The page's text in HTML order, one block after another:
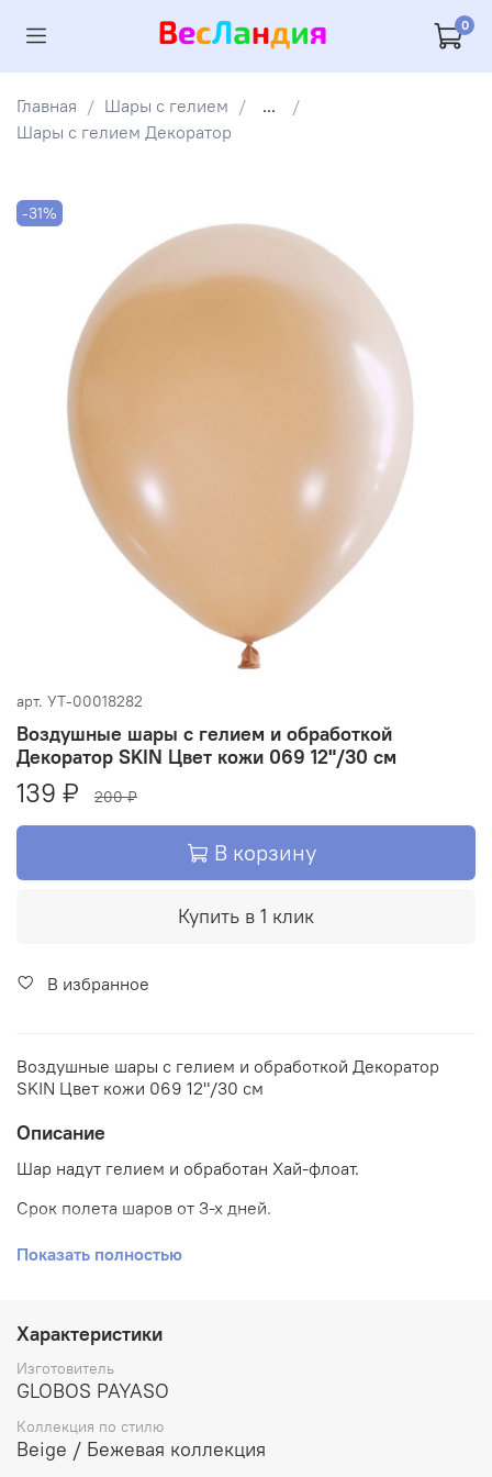
0
Главная Шары с гелием
...
Шары с гелием Декоратор
-31%
арт. УТ-00018282
Воздушные шары с гелием и обработкой
Декоратор SKIN Цвет кожи 069 12"/30 см
139 ₽ 200 ₽
В корзину
Купить в 1 клик
В избранное
Воздушные шары с гелием и обработкой Декоратор
SKIN Цвет кожи 069 12"/30 см
Описание
Шар надут гелием и обработан Хай-флоат.
Срок полета шаров от 3-х дней.
Воздушные шары типа "декоратор" цвета "SKIN 069"
Показать полностью
Характеристики
Изготовитель
GLOBOS PAYASO
Коллекция по стилю
Beige / Бежевая коллекция